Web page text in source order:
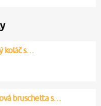
koláč s…
bruschetta s…